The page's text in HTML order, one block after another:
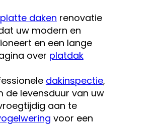
platte daken renovatie
uw modern en
en een lange
over platdak
dakinspectie,
de levensduur van uw
aan te
voor een